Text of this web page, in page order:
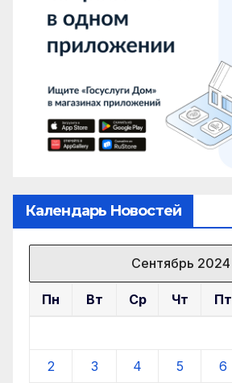
Календарь Новостей
Сентябрь 2024
Пн Вт Ср Чт Пт
2 3 4 5 6